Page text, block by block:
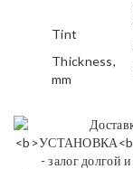
Tint
Thickness,
mm